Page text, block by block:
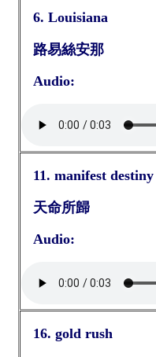
6. Louisiana
路易絲安那
Audio:
11. manifest destiny
天命所歸
Audio:
16. gold rush